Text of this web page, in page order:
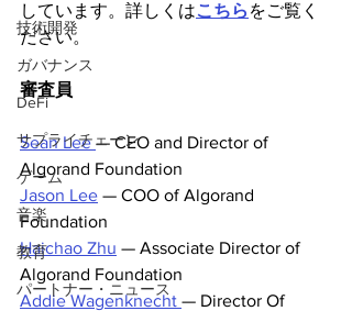
技術開発
ガバナンス
DeFi
サプライチェーン
ゲーム
音楽
教育
パートナー・ニュース
しています。詳しくはこちら をご覧く
ださい。
審査員
Sean Lee — CEO and Director of
Algorand Foundation
Jason Lee — COO of Algorand
Foundation
Haichao Zhu — Associate Director of
Algorand Foundation
Addie Wagenknecht — Director Of